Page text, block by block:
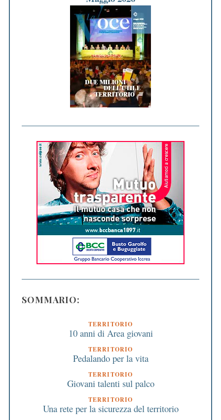
SOMMARIO:
TERRITORIO
10 anni di Area giovani
TERRITORIO
Pedalando per la vita
TERRITORIO
Giovani talenti sul palco
TERRITORIO
Una rete per la sicurezza del territorio